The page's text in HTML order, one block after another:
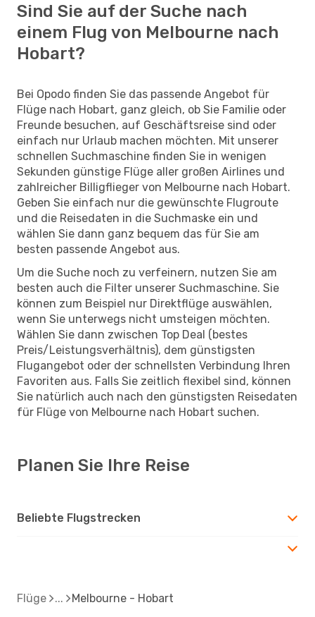
Sind Sie auf der Suche nach
einem Flug von Melbourne nach
Hobart?
Bei Opodo finden Sie das passende Angebot für
Flüge nach Hobart, ganz gleich, ob Sie Familie oder
Freunde besuchen, auf Geschäftsreise sind oder
einfach nur Urlaub machen möchten. Mit unserer
schnellen Suchmaschine finden Sie in wenigen
Sekunden günstige Flüge aller großen Airlines und
zahlreicher Billigflieger von Melbourne nach Hobart.
Geben Sie einfach nur die gewünschte Flugroute
und die Reisedaten in die Suchmaske ein und
wählen Sie dann ganz bequem das für Sie am
besten passende Angebot aus.
Um die Suche noch zu verfeinern, nutzen Sie am
besten auch die Filter unserer Suchmaschine. Sie
können zum Beispiel nur Direktflüge auswählen,
wenn Sie unterwegs nicht umsteigen möchten.
Wählen Sie dann zwischen Top Deal (bestes
Preis/Leistungsverhältnis), dem günstigsten
Flugangebot oder der schnellsten Verbindung Ihren
Favoriten aus. Falls Sie zeitlich flexibel sind, können
Sie natürlich auch nach den günstigsten Reisedaten
für Flüge von Melbourne nach Hobart suchen.
Planen Sie Ihre Reise
Beliebte Flugstrecken
Flüge Melbourne - Hobart